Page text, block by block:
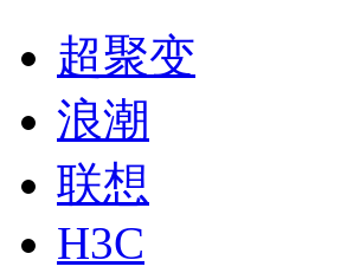
超聚变
浪潮
联想
H3C